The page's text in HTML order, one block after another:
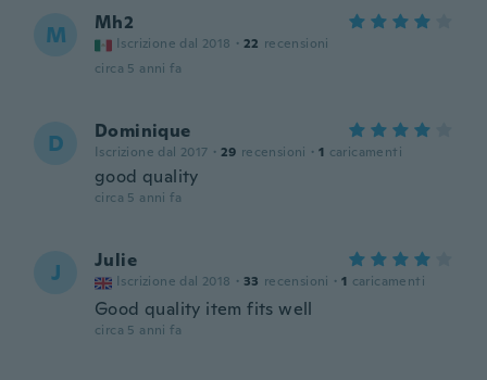
M Mh2
Iscrizione dal 2018 · 22 recensioni
circa 5 anni fa
D Dominique
Iscrizione dal 2017 · 29 recensioni · 1 caricamenti
good quality
circa 5 anni fa
J Julie
Iscrizione dal 2018 · 33 recensioni · 1 caricamenti
Good quality item fits well
circa 5 anni fa